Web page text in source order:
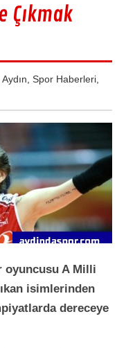
Çıkmak
Aydın Spor Haberleri,
oyuncusu A Milli
isimlerinden
dereceye